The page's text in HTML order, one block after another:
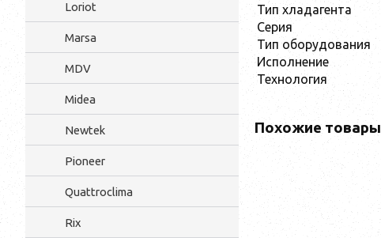
Loriot
Marsa
MDV
Midea
Newtek
Pioneer
Quattroclima
Rix
Тип хладагента
Серия
Тип оборудования
Исполнение
Технология
Похожие товары